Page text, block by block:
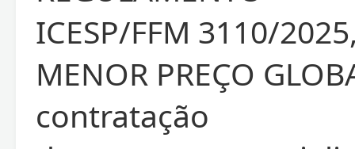
ICESP/FFM 3110/
MENOR PREÇO
contratação